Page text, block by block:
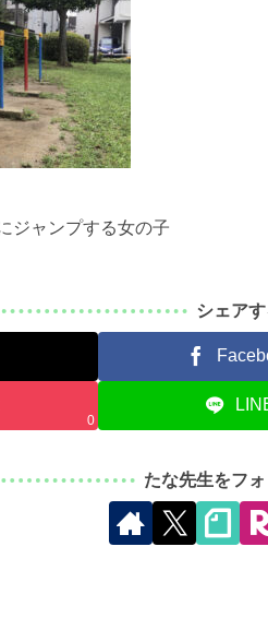
ジャンプする女の子
シェア
0
たな先生をフ